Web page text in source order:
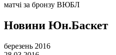
матчі за бронзу ВЮБЛ
Новини Юн.Баскет
березень 2016